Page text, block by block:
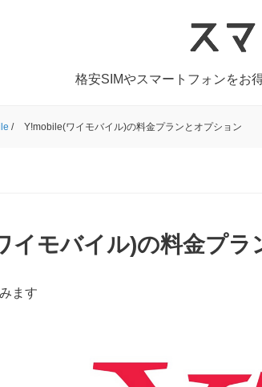
格安SIMやスマートフォンをお
/ Y!mobile(ワイモバイル)の料金プランとオプション
イモバイル)の料金プラ
ます